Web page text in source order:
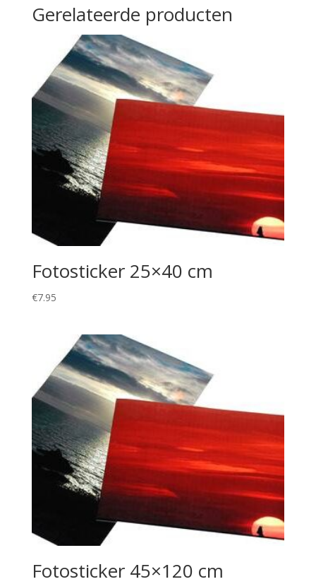
Gerelateerde producten
Fotosticker 25×40 cm
€7.95
Fotosticker 45×120 cm